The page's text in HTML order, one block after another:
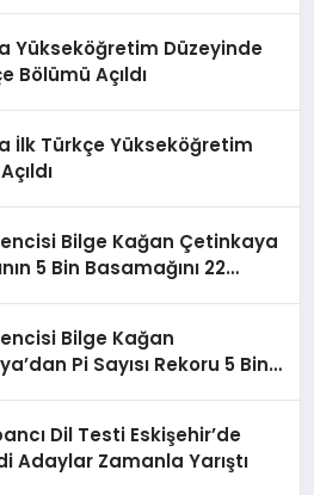
Yükseköğretim Düzeyinde
Bölümü Açıldı
İlk Türkçe Yükseköğretim
Bilge Kağan Çetinkaya
5 Bin Basamağını 22
Bilge Kağan
Pi Sayısı Rekoru 5 Bin
Dil Testi Eskişehir’de
Adaylar Zamanla Yarıştı